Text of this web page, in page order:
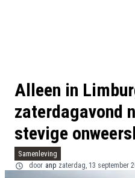
Alleen in
zaterdagavond
stevige
Samenleving
door anp zaterdag, 13 september